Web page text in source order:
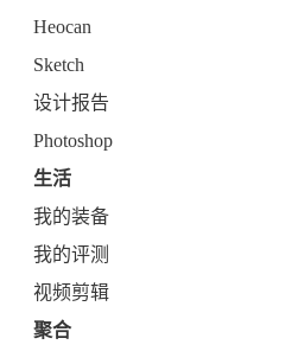
Heocan
Sketch
设计报告
Photoshop
生活
我的装备
我的评测
视频剪辑
聚合